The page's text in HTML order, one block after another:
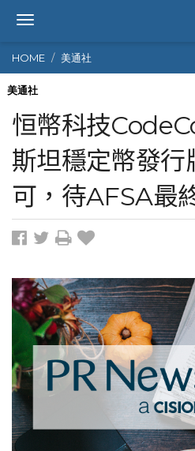
T
g
g
l
n
a
v
i
g
a
t
HOME 美通社
美通社
恒幣科技
斯坦穩定幣發行
可，待AFSA最